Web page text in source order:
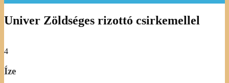
Univer Zöldséges rizottó csirkemellel
4
Íze